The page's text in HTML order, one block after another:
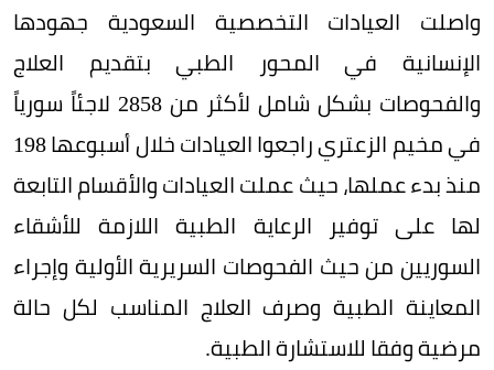
واصلت العيادات التخصصية السعودية جهودها
الإنسانية في المحور الطبي بتقديم العلاج
والفحوصات بشكل شامل لأكثر من 2858 لاجئاً سورياً
في مخيم الزعتري راجعوا العيادات خلال أسبوعها 198
منذ بدء عملها، حيث عملت العيادات والأقسام التابعة
لها على توفير الرعاية الطبية اللازمة للأشقاء
السوريين من حيث الفحوصات السريرية الأولية وإجراء
المعاينة الطبية وصرف العلاج المناسب لكل حالة
مرضية وفقا للاستشارة الطبية.